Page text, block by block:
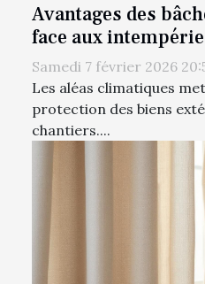
Avantages des
face aux
Samedi 7 février 2026
Les aléas climatiques
protection des biens
chantiers....